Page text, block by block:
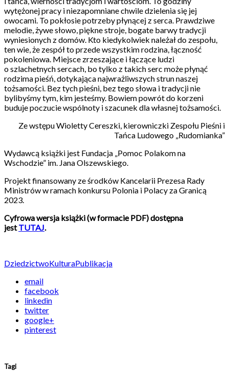
wytężonej pracy i niezapomniane chwile dzielenia się jej
owocami. To pokłosie potrzeby płynącej z serca. Prawdziwe
melodie, żywe słowo, piękne stroje, bogate barwy tradycji
wyniesionych z domów. Kto kiedykolwiek należał do zespołu,
ten wie, że zespół to przede wszystkim rodzina, łączność
pokoleniowa. Miejsce zrzeszające i łączące ludzi
o szlachetnych sercach, bo tylko z takich serc może płynąć
rodzima pieśń, dotykająca najwrażliwszych strun naszej
tożsamości. Bez tych pieśni, bez tego słowa i tradycji nie
bylibyśmy tym, kim jesteśmy. Bowiem powrót do korzeni
buduje poczucie wspólnoty i szacunek dla własnej tożsamości.
Ze wstępu Wioletty Cereszki, kierowniczki Zespołu Pieśni i
Tańca Ludowego „Rudomianka”
Wydawcą książki jest Fundacja „Pomoc Polakom na
Wschodzie” im. Jana Olszewskiego.
Projekt fi­nansowany ze środków Kancelarii Prezesa Rady
Ministrów w ramach konkursu Polonia i Polacy za Granicą
2023.
Cyfrowa wersja książki (w formacie PDF) dostępna
jestTUTAJ.
DziedzictwoKulturaPublikacja
email
facebook
linkedin
twitter
google+
pinterest
Tagi